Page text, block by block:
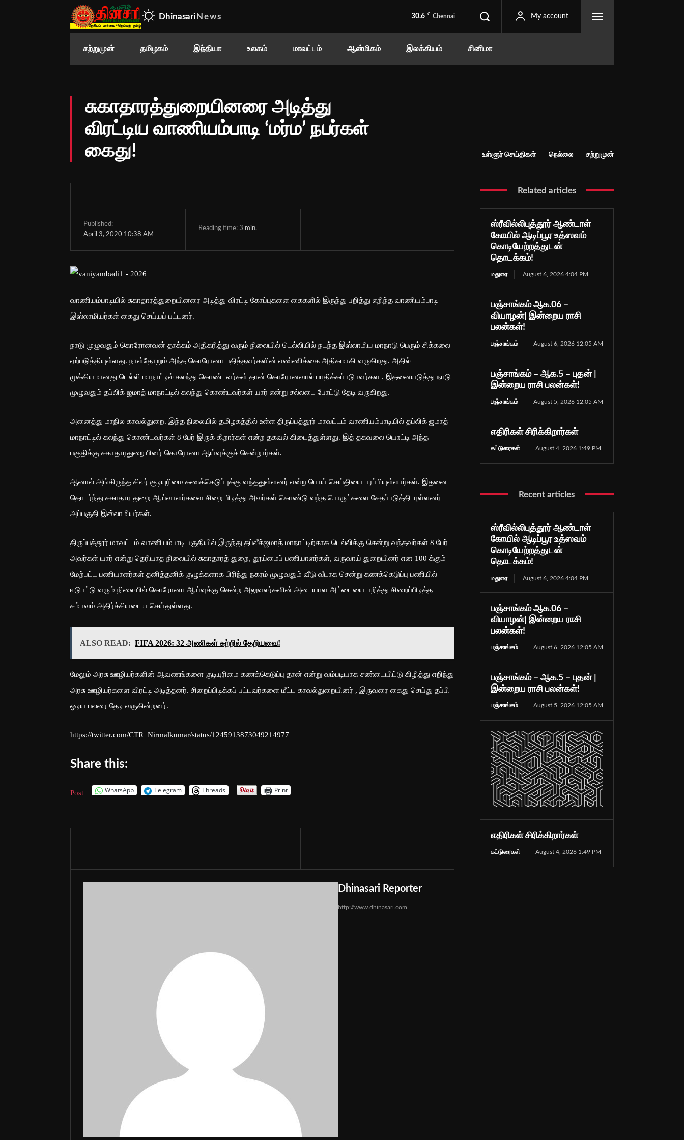
Dhinasari News 30.6 C Chennai My account
சற்றுமுன் தமிழகம் இந்தியா உலகம் மாவட்டம் ஆன்மிகம் இலக்கியம் சினிமா
சுகாதாரத்துறையினரை அடித்து
விரட்டிய வாணியம்பாடி ‘மர்ம’ நபர்கள்
கைது!
உள்ளூர் செய்திகள் நெல்லை சற்றுமுன்
Published:
April 3, 2020 10:38 AM
Reading time: 3 min.
வாணியம்பாடியில் சுகாதாரத்துறையினரை அடித்து விரட்டி கோப்புகளை கைகளில் இருந்து பறித்து எறிந்த வாணியம்பாடி
இஸ்லாமியர்கள் கைது செய்யப் பட்டனர்.
நாடு முழுவதும் கொரோனவன் தாக்கம் அதிகரித்து வரும் நிலையில் டெல்லியில் நடந்த இஸ்லாமிய மாநாடு பெரும் சிக்கலை
ஏற்படுத்தியுள்ளது. நாள்தோறும் அந்த கொரோனா பதித்தவர்களின் எண்ணிக்கை அதிகமாகி வருகிறது. அதில்
முக்கியமானது டெல்லி மாநாட்டில் கலந்து கொண்டவர்கள் தான் கொரோனவால் பாதிக்கப்படுபவர்கள . இதனையடுத்து நாடு
முழுவதும் தப்லிக் ஜமாத் மாநாட்டில் கலந்து கொண்டவர்கள் யார் என்று சல்லடை போட்டு தேடி வருகிறது.
அனைத்து மாநில காவல்துறை. இந்த நிலையில் தமிழகத்தில் உள்ள திருப்பத்தூர் மாவட்டம் வாணியம்பாடியில் தப்லிக் ஜமாத்
மாநாட்டில் கலந்து கொண்டவர்கள் 8 பேர் இருக் கிறார்கள் என்ற தகவல் கிடைத்துள்ளது. இத் தகவலை யொட்டி அந்த
பகுதிக்கு சுகாதாரதுறையினர் கொரோனா ஆய்வுக்குச் சென்றார்கள்.
ஆனால் அங்கிருந்த சிலர் குடியுரிமை கணக்கெடுப்புக்கு வந்ததுள்ளனர் என்ற பொய் செய்தியை பரப்பியுள்ளார்கள். இதனை
தொடர்ந்து சுகாதார துறை ஆய்வாளர்களை சிறை பிடித்து அவர்கள் கொண்டு வந்த பொருட்களை சேதப்படுத்தி யுள்ளனர்
அப்பகுதி இஸ்லாமியர்கள்.
திருப்பத்தூர் மாவட்டம் வாணியம்பாடி பகுதியில் இருந்து தப்லீக்ஜமாத் மாநாட்டிற்காக டெல்லிக்கு சென்று வந்தவர்கள் 8 பேர்
அவர்கள் யார் என்று தெரியாத நிலையில் சுகாதாரத் துறை, தூய்மைப் பணியாளர்கள், வருவாய் துறையினர் என 100 க்கும்
மேற்பட்ட பணியாளர்கள் தனித்தனிக் குழுக்களாக பிரிந்து நகரம் முழுவதும் வீடு வீடாக சென்று கணக்கெடுப்பு பணியில்
ஈடுபட்டு வரும் நிலையில் கொரோனா ஆய்வுக்கு சென்ற அலுவலர்களின் அடையாள அட்டையை பறித்து சிறைப்பிடித்த
சம்பவம் அதிர்ச்சியடைய செய்துள்ளது.
ALSO READ: FIFA 2026: 32 அணிகள் சுற்றில் தேறியவை!
மேலும் அரசு ஊழியர்களின் ஆவணங்களை குடியுரிமை கணக்கெடுப்பு தான் என்று வம்படியாக சண்டையிட்டு கிழித்து எறிந்து
அரசு ஊழியர்களை விரட்டி அடித்தனர். சிறைப்பிடிக்கப் பட்டவர்களை மீட்ட காவல்துறையினர் , இருவரை கைது செய்து தப்பி
ஓடிய பலரை தேடி வருகின்றனர்.
https://twitter.com/CTR_Nirmalkumar/status/1245913873049214977
Share this:
Post WhatsApp Telegram Threads Print
Dhinasari Reporter
http://www.dhinasari.com
Related articles
ஸ்ரீவில்லிபுத்தூர் ஆண்டாள்
கோயில் ஆடிப்பூர உத்ஸவம்
கொடியேற்றத்துடன்
தொடக்கம்!
மதுரை August 6, 2026 4:04 PM
பஞ்சாங்கம் ஆக.06 –
வியாழன்| இன்றைய ராசி
பலன்கள்!
பஞ்சாங்கம் August 6, 2026 12:05 AM
பஞ்சாங்கம் – ஆக.5 – புதன் |
இன்றைய ராசி பலன்கள்!
பஞ்சாங்கம் August 5, 2026 12:05 AM
எதிரிகள் சிரிக்கிறார்கள்
கட்டுரைகள் August 4, 2026 1:49 PM
Recent articles
ஸ்ரீவில்லிபுத்தூர் ஆண்டாள்
கோயில் ஆடிப்பூர உத்ஸவம்
கொடியேற்றத்துடன்
தொடக்கம்!
மதுரை August 6, 2026 4:04 PM
பஞ்சாங்கம் ஆக.06 –
வியாழன்| இன்றைய ராசி
பலன்கள்!
பஞ்சாங்கம் August 6, 2026 12:05 AM
பஞ்சாங்கம் – ஆக.5 – புதன் |
இன்றைய ராசி பலன்கள்!
பஞ்சாங்கம் August 5, 2026 12:05 AM
எதிரிகள் சிரிக்கிறார்கள்
கட்டுரைகள் August 4, 2026 1:49 PM